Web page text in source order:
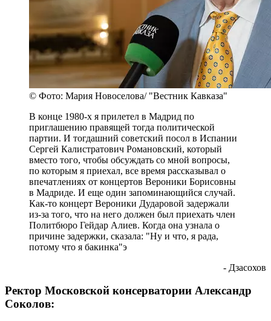
© Фото: Мария Новоселова/ "Вестник Кавказа"
В конце 1980-х я прилетел в Мадрид по
приглашению правящей тогда политической
партии. И тогдашний советский посол в Испании
Сергей Калистратович Романовский, который
вместо того, чтобы обсуждать со мной вопросы,
по которым я приехал, все время рассказывал о
впечатлениях от концертов Вероники Борисовны
в Мадриде. И еще один запоминающийся случай.
Как-то концерт Вероники Дударовой задержали
из-за того, что на него должен был приехать член
Политбюро Гейдар Алиев. Когда она узнала о
причине задержки, сказала: "Ну и что, я рада,
потому что я бакинка"э
- Дзасохов
Ректор Московской консерватории Александр
Соколов: